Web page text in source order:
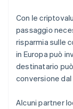
Con le
passaggio
risparmia sulle
in Europa può
destinatario
conversione
Alcuni partner